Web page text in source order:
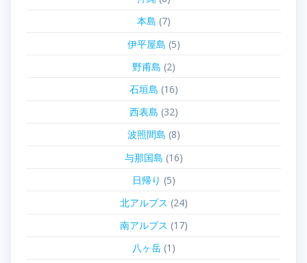
本島 (7)
伊平屋島 (5)
野甫島 (2)
石垣島 (16)
西表島 (32)
波照間島 (8)
与那国島 (16)
日帰り (5)
北アルプス (24)
南アルプス (17)
八ヶ岳(1)